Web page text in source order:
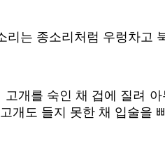
는 종소리처럼 우렁차고
개를 숙인 채 겁에 질려
개도 들지 못한 채 입술을